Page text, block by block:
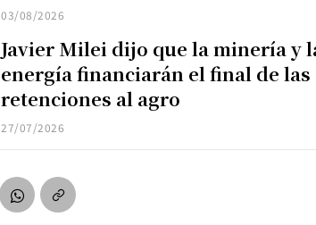
03/08/2026
Javier Milei dijo que la minería y
energía financiarán el final de las
retenciones al agro
27/07/2026